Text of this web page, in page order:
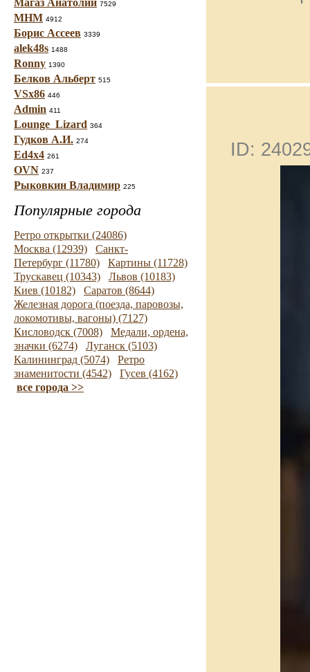
Магаз Анатолий 7529
МНМ 4912
Борис Ассеев 3339
alek48s 1488
Ronny 1390
Белков Альберт 515
VSx86 446
Admin 411
Lounge_Lizard 364
Гудков А.И. 274
Ed4x4 261
OVN 237
Рыковкин Владимир 225
Популярные города
Ретро открытки (24086)
Москва (12939)
Санкт-
Петербург (11780)
Картины (11728)
Трускавец (10343)
Львов (10183)
Киев (10182)
Саратов (8644)
Железная дорога (поезда, паровозы,
локомотивы, вагоны) (7127)
Кисловодск (7008)
Медали, ордена,
значки (6274)
Луганск (5103)
Калининград (5074)
Ретро
знаменитости (4542)
Гусев (4162)
все города >>
ID: